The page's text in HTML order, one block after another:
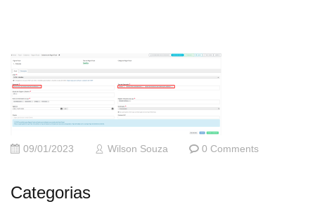
09/01/2023 Wilson Souza 0 Comments
Categorias